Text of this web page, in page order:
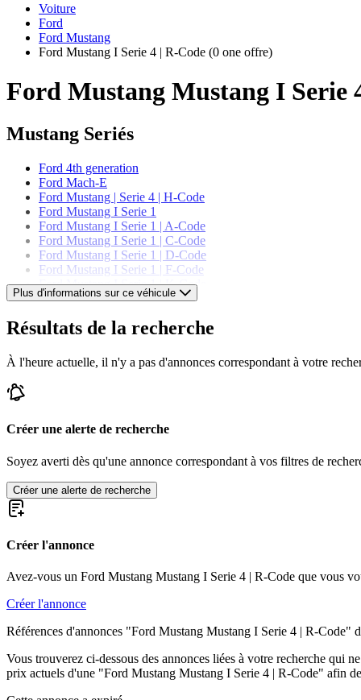
Voiture
Ford
Ford Mustang
Ford Mustang I Serie 4 | R-Code (0 one offre)
Ford Mustang Mustang I Serie
Mustang Seriés
Ford 4th generation
Ford Mach-E
Ford Mustang | Serie 4 | H-Code
Ford Mustang I Serie 1
Ford Mustang I Serie 1 | A-Code
Ford Mustang I Serie 1 | C-Code
Ford Mustang I Serie 1 | D-Code
Ford Mustang I Serie 1 | F-Code
Ford Mustang I Serie 1 | K-Code
Ford Mustang I Serie 1 | T-Code
Ford Mustang I Serie 2
Ford Mustang I Serie 2 | C-Code
Ford Mustang I Serie 2 | J-Code
Ford Mustang I Serie 2 | T-Code
Ford Mustang I Serie 2 | X-Code
Ford Mustang I Serie 3
Ford Mustang I Serie 3 | F-Code
Ford Mustang I Serie 3 | G-Code
Ford Mustang I Serie 3 | M-Code
Ford Mustang I Serie 3 | Q-Code
Ford Mustang I Serie 3 | S-Code
Ford Mustang I Serie 3 | Z-Code
Ford Mustang I Serie 4 | C-Code
Ford Mustang I Serie 4 | F-Code
Plus d'informations sur ce véhicule
Résultats de la recherche
À l'heure actuelle, il n'y a pas d'annonces correspondant à votre
Créer une alerte de recherche
Soyez averti dès qu'une annonce correspondant à vos filtres de
Créer une alerte de recherche
Créer l'annonce
Avez-vous un Ford Mustang Mustang I Serie 4 | R-Code que vous
Créer l'annonce
Références d'annonces "Ford Mustang Mustang I Serie 4 | R-Code"
Vous trouverez ci-dessous des annonces liées à votre recherche qui
prix actuels d'une "Ford Mustang Mustang I Serie 4 | R-Code" afin